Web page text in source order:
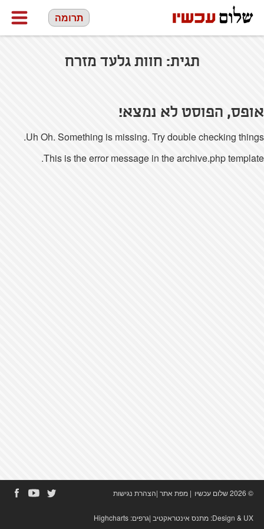
תרומה
תגית: חוות גלעד מזרח
אופס, הפוסט לא נמצא!
Uh Oh. Something is missing. Try double checking things.
This is the error message in the archive.php template.
© 2026 שלום עכשיו | מפת אתר|הצהרת נגישות
Design & UX: מתנס אינטראקטיב|גרפים: Highcharts